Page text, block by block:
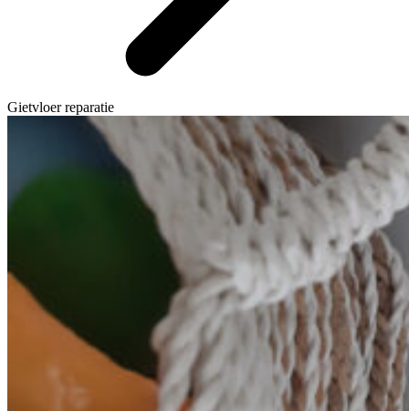
Gietvloer reparatie